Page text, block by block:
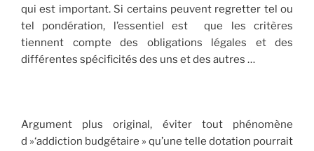
qui est important. Si certains peuvent regretter tel ou
tel pondération, l’essentiel est que les critères
tiennent compte des obligations légales et des
différentes spécificités des uns et des autres …
Argument plus original, éviter tout phénomène
d »‘addiction budgétaire » qu’une telle dotation pourrait